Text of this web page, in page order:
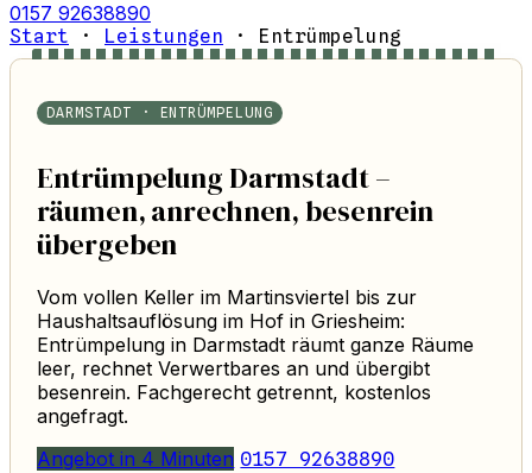
0157 92638890
Start · Leistungen · Entrümpelung
DARMSTADT · ENTRÜMPELUNG
Entrümpelung Darmstadt –
räumen, anrechnen, besenrein
übergeben
Vom vollen Keller im Martinsviertel bis zur
Haushaltsauflösung im Hof in Griesheim:
Entrümpelung in Darmstadt räumt ganze Räume
leer, rechnet Verwertbares an und übergibt
besenrein. Fachgerecht getrennt, kostenlos
angefragt.
Angebot in 4 Minuten 0157 92638890